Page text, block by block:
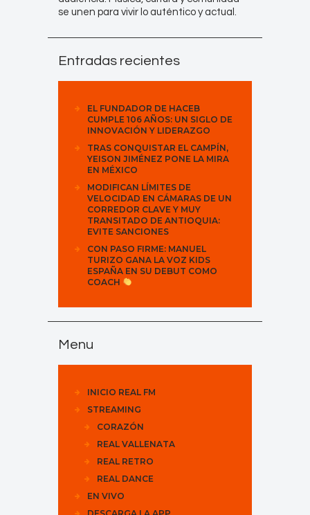
se unen para vivir lo auténtico y actual.
Entradas recientes
EL FUNDADOR DE HACEB
CUMPLE 106 AÑOS: UN SIGLO DE
INNOVACIÓN Y LIDERAZGO
TRAS CONQUISTAR EL CAMPÍN,
YEISON JIMÉNEZ PONE LA MIRA
EN MÉXICO
MODIFICAN LÍMITES DE
VELOCIDAD EN CÁMARAS DE UN
CORREDOR CLAVE Y MUY
TRANSITADO DE ANTIOQUIA:
EVITE SANCIONES
CON PASO FIRME: MANUEL
TURIZO GANA LA VOZ KIDS
ESPAÑA EN SU DEBUT COMO
COACH
Menu
INICIO REAL FM
STREAMING
CORAZÓN
REAL VALLENATA
REAL RETRO
REAL DANCE
EN VIVO